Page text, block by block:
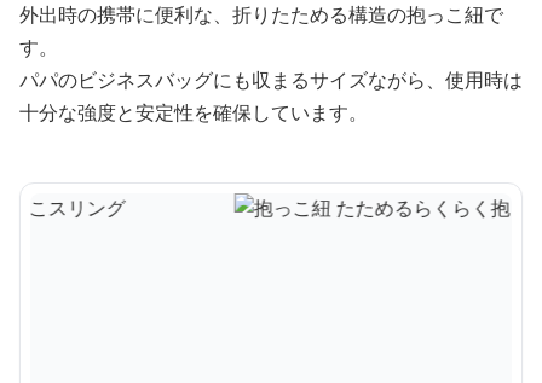
外出時の携帯に便利な、折りたためる構造の抱っこ紐で
す。
パパのビジネスバッグにも収まるサイズながら、使用時は
十分な強度と安定性を確保しています。